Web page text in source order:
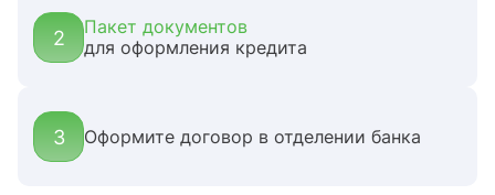
2
Пакет документов
для оформления кредита
3 Оформите договор в отделении банка